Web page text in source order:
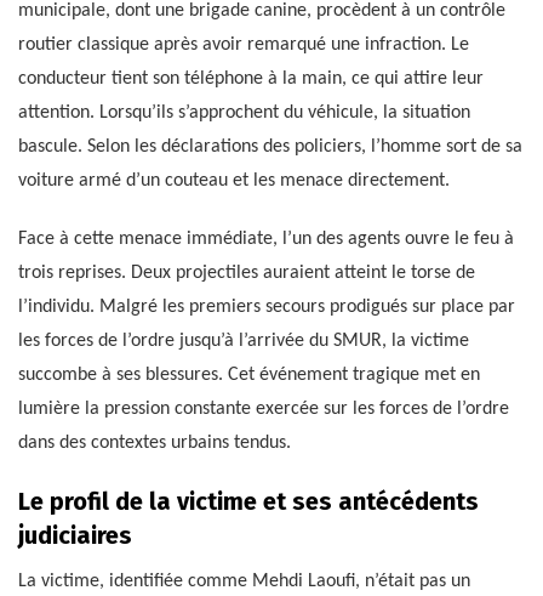
municipale, dont une brigade canine, procèdent à un contrôle
routier classique après avoir remarqué une infraction. Le
conducteur tient son téléphone à la main, ce qui attire leur
attention. Lorsqu’ils s’approchent du véhicule, la situation
bascule. Selon les déclarations des policiers, l’homme sort de sa
voiture armé d’un couteau et les menace directement.
Face à cette menace immédiate, l’un des agents ouvre le feu à
trois reprises. Deux projectiles auraient atteint le torse de
l’individu. Malgré les premiers secours prodigués sur place par
les forces de l’ordre jusqu’à l’arrivée du SMUR, la victime
succombe à ses blessures. Cet événement tragique met en
lumière la pression constante exercée sur les forces de l’ordre
dans des contextes urbains tendus.
Le profil de la victime et ses antécédents
judiciaires
La victime, identifiée comme Mehdi Laoufi, n’était pas un